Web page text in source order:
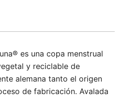
es una copa menstrual
y reciclable de
alemana tanto el origen
de fabricación. Avalada